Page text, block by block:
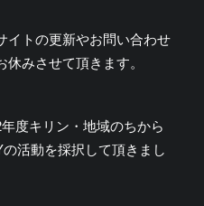
イトの更新やお問い合わせ
みさせて頂きます。
度キリン・地域のちから
活動を採択して頂きまし